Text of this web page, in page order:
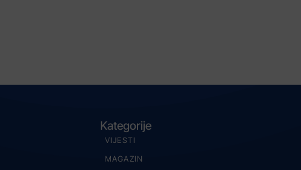
Kategorije
VIJESTI
MAGAZIN